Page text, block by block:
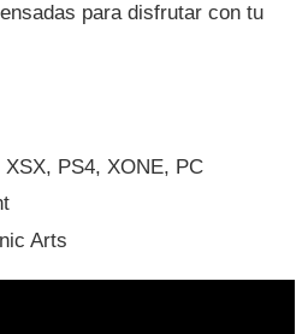
para disfrutar con tu
XSX, PS4, XONE, PC
Arts